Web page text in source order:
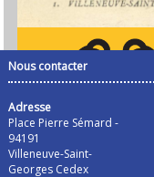
Nous contacter
Adresse
Place Pierre Sémard -
94191
Villeneuve-Saint-
Georges Cedex